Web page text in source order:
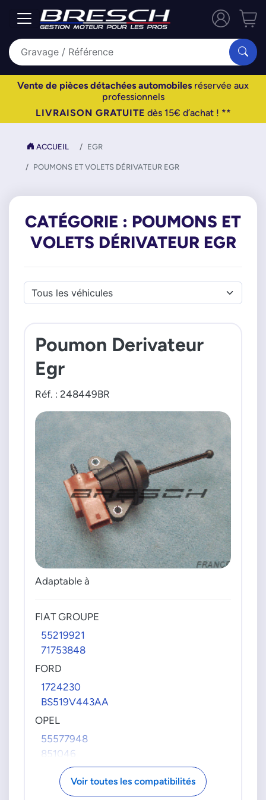
Vente de pièces détachées automobiles réservée aux
professionnels
LIVRAISON GRATUITE dès 15€ d’achat ! **
ACCUEIL EGR
POUMONS ET VOLETS DÉRIVATEUR EGR
CATÉGORIE : POUMONS ET
VOLETS DÉRIVATEUR EGR
Poumon Derivateur
Egr
Réf. : 248449BR
Adaptable à
FIAT GROUPE
55219921
71753848
FORD
1724230
BS519V443AA
OPEL
55577948
851046
851100
PIERBURGVoir toutes les compatibilités